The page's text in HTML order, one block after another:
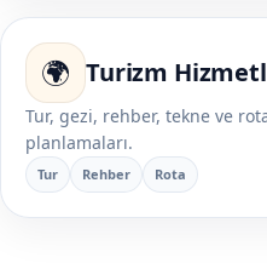
🌍 Turizm
Tur, gezi, rehber, tekne ve
planlamaları.
Tur Rehber Rota